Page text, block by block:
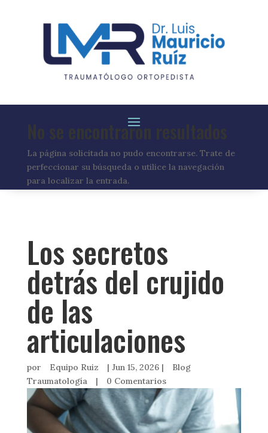
No se encontraron resultados
La página solicitada no pudo encontrarse. Trate de
perfeccionar su búsqueda o utilice la navegación
para localizar la entrada.
Los secretos
detrás del crujido
de las
articulaciones
por Equipo Ruiz | Jun 15, 2026|
Blog
Traumatología
| 0 Comentarios